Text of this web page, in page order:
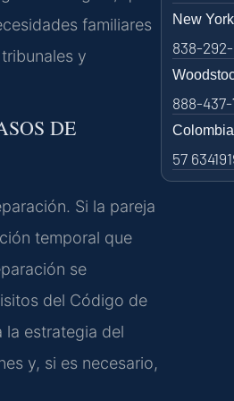
familiares
y
DE
Si la pareja
temporal que
se
del Código de
la estrategia del
y, si es necesario,
New York
838-
888-437-
Colombia
57